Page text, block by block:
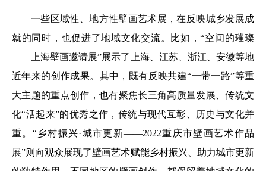
一些区域性、地方性壁画艺术展，在反映城乡发展成
就的同时，也促进了地域文化交流。比如，“空间的璀璨
——上海壁画邀请展”展示了上海、江苏、浙江、安徽等地
近年来的创作成果。其中，既有反映共建“一带一路”等重
大主题的重点创作，也有聚焦长三角高质量发展、传统文
化“活起来”的优秀之作，传统与现代互彰、历史与文化并
重。“乡村振兴·城市更新——2022重庆市壁画艺术作品
展”则向观众展现了壁画艺术赋能乡村振兴、助力城市更新